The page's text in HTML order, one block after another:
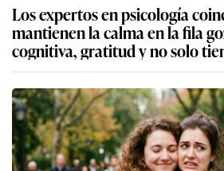
Los expertos en psicología
mantienen la calma en la fila
cognitiva, gratitud y no solo